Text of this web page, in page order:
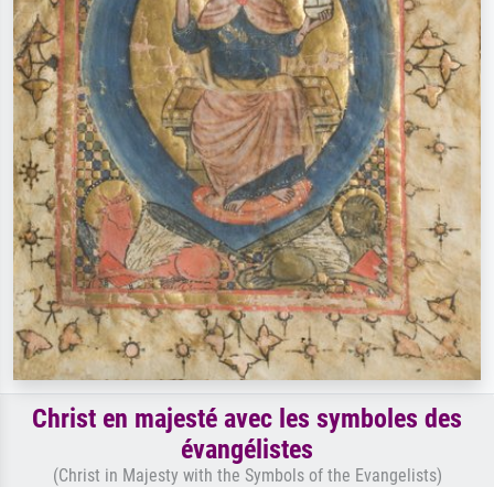
Christ en majesté avec les symboles des
évangélistes
(Christ in Majesty with the Symbols of the Evangelists)